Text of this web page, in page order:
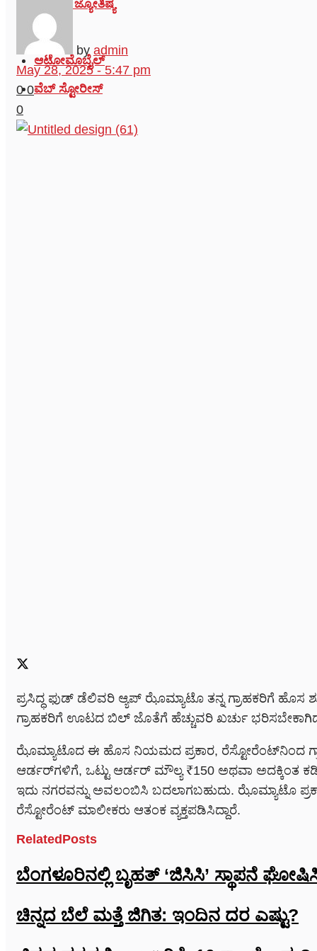
ಆಧ್ಯಾತ್ಮ- ಜ್ಯೋತಿಷ್ಯ
ವೈರಲ್
ಆಟೋಮೊಬೈಲ್
ವೆಬ್ ಸ್ಟೋರೀಸ್
by admin
May 28, 2025 - 5:47 pm
0 0
0
ಪ್ರಸಿದ್ಧ ಫುಡ್ ಡೆಲಿವರಿ ಆ್ಯಪ್ ಝೊಮ್ಯಾಟೊ ತನ್ನ ಗ್ರಾಹಕರಿಗೆ ಹೊಸ
ಗ್ರಾಹಕರಿಗೆ ಊಟದ ಬಿಲ್ ಜೊತೆಗೆ ಹೆಚ್ಚುವರಿ ಖರ್ಚು
ಝೊಮ್ಯಾಟೊದ ಈ ಹೊಸ ನಿಯಮದ ಪ್ರಕಾರ, ರೆಸ್ಟೋರೆಂಟ್‌ನಿಂದ
ಆರ್ಡರ್‌ಗಳಿಗೆ, ಒಟ್ಟು ಆರ್ಡರ್ ಮೌಲ್ಯ ₹150 ಅಥವಾ ಅದಕ್ಕಿಂತ
ಇದು ನಗರವನ್ನು ಅವಲಂಬಿಸಿ ಬದಲಾಗಬಹುದು. ಝೊಮ್ಯಾಟೊ
ರೆಸ್ಟೋರೆಂಟ್ ಮಾಲೀಕರು ಆತಂಕ ವ್ಯಕ್ತಪಡಿಸಿದ್ದಾರೆ.
RelatedPosts
ಬೆಂಗಳೂರಿನಲ್ಲಿ ಬೃಹತ್ ‘ಜಿಸಿಸಿ’ ಸ್ಥಾಪನೆ
ಚಿನ್ನದ ಬೆಲೆ ಮತ್ತೆ ಜಿಗಿತ: ಇಂದಿನ ದರ ಎಷ್ಟು?